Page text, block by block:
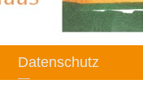
Datenschutz